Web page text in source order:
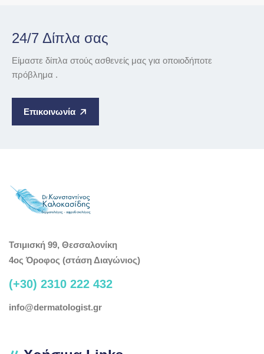
24/7 Δίπλα σας
Είμαστε δίπλα στούς ασθενείς μας για οποιοδήποτε
πρόβλημα .
Επικοινωνία
Τσιμισκή 99, Θεσσαλονίκη
4ος Όροφος (στάση Διαγώνιος)
(+30) 2310 222 432
info@dermatologist.gr